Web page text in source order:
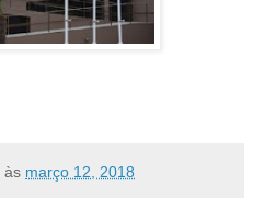
às março 12, 2018